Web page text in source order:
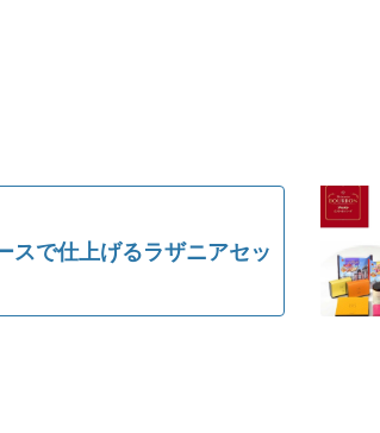
スで仕上げるラザニアセッ